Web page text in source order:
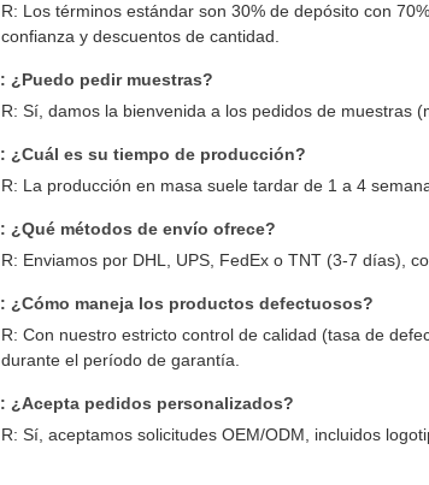
R: Los términos estándar son 30% de depósito con
confianza y descuentos de cantidad.
¿Puedo pedir muestras?
R: Sí, damos la bienvenida a los pedidos de muestras
¿Cuál es su tiempo de producción?
R: La producción en masa suele tardar de 1 a 4
¿Qué métodos de envío ofrece?
R: Enviamos por DHL, UPS, FedEx o TNT (3-7 días),
¿Cómo maneja los productos defectuosos?
R: Con nuestro estricto control de calidad (tasa de
durante el período de garantía.
¿Acepta pedidos personalizados?
R: Sí, aceptamos solicitudes OEM/ODM, incluidos